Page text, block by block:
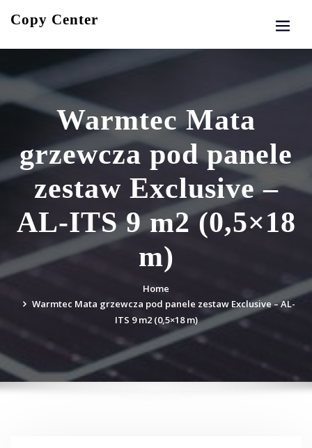
Copy Center
Warmtec Mata
grzewcza pod panele
zestaw Exclusive –
AL-ITS 9 m2 (0,5×18
m)
Home
Warmtec Mata grzewcza pod panele zestaw Exclusive – AL-
ITS 9 m2 (0,5×18 m)